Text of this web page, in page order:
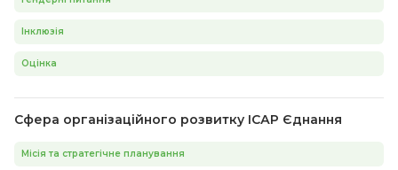
Інклюзія
Оцінка
Сфера організаційного розвитку ІСАР Єднання
Місія та стратегічне планування